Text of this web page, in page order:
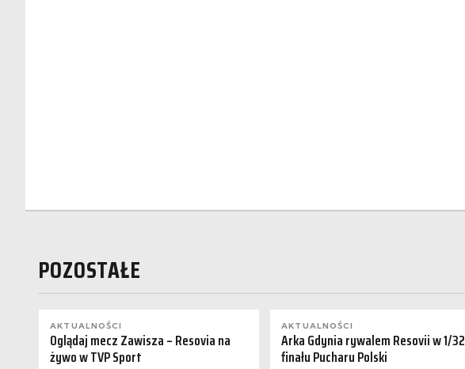
POZOSTAŁE
AKTUALNOŚCI
Oglądaj mecz Zawisza – Resovia na
żywo w TVP Sport
AKTUALNOŚCI
Arka Gdynia rywalem Resovii w 1/32
finału Pucharu Polski